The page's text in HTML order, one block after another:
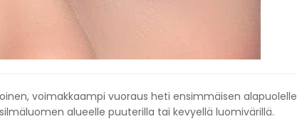
voimakkaampi vuoraus heti ensimmäisen alapuolelle
alueelle puuterilla tai kevyellä luomivärillä.